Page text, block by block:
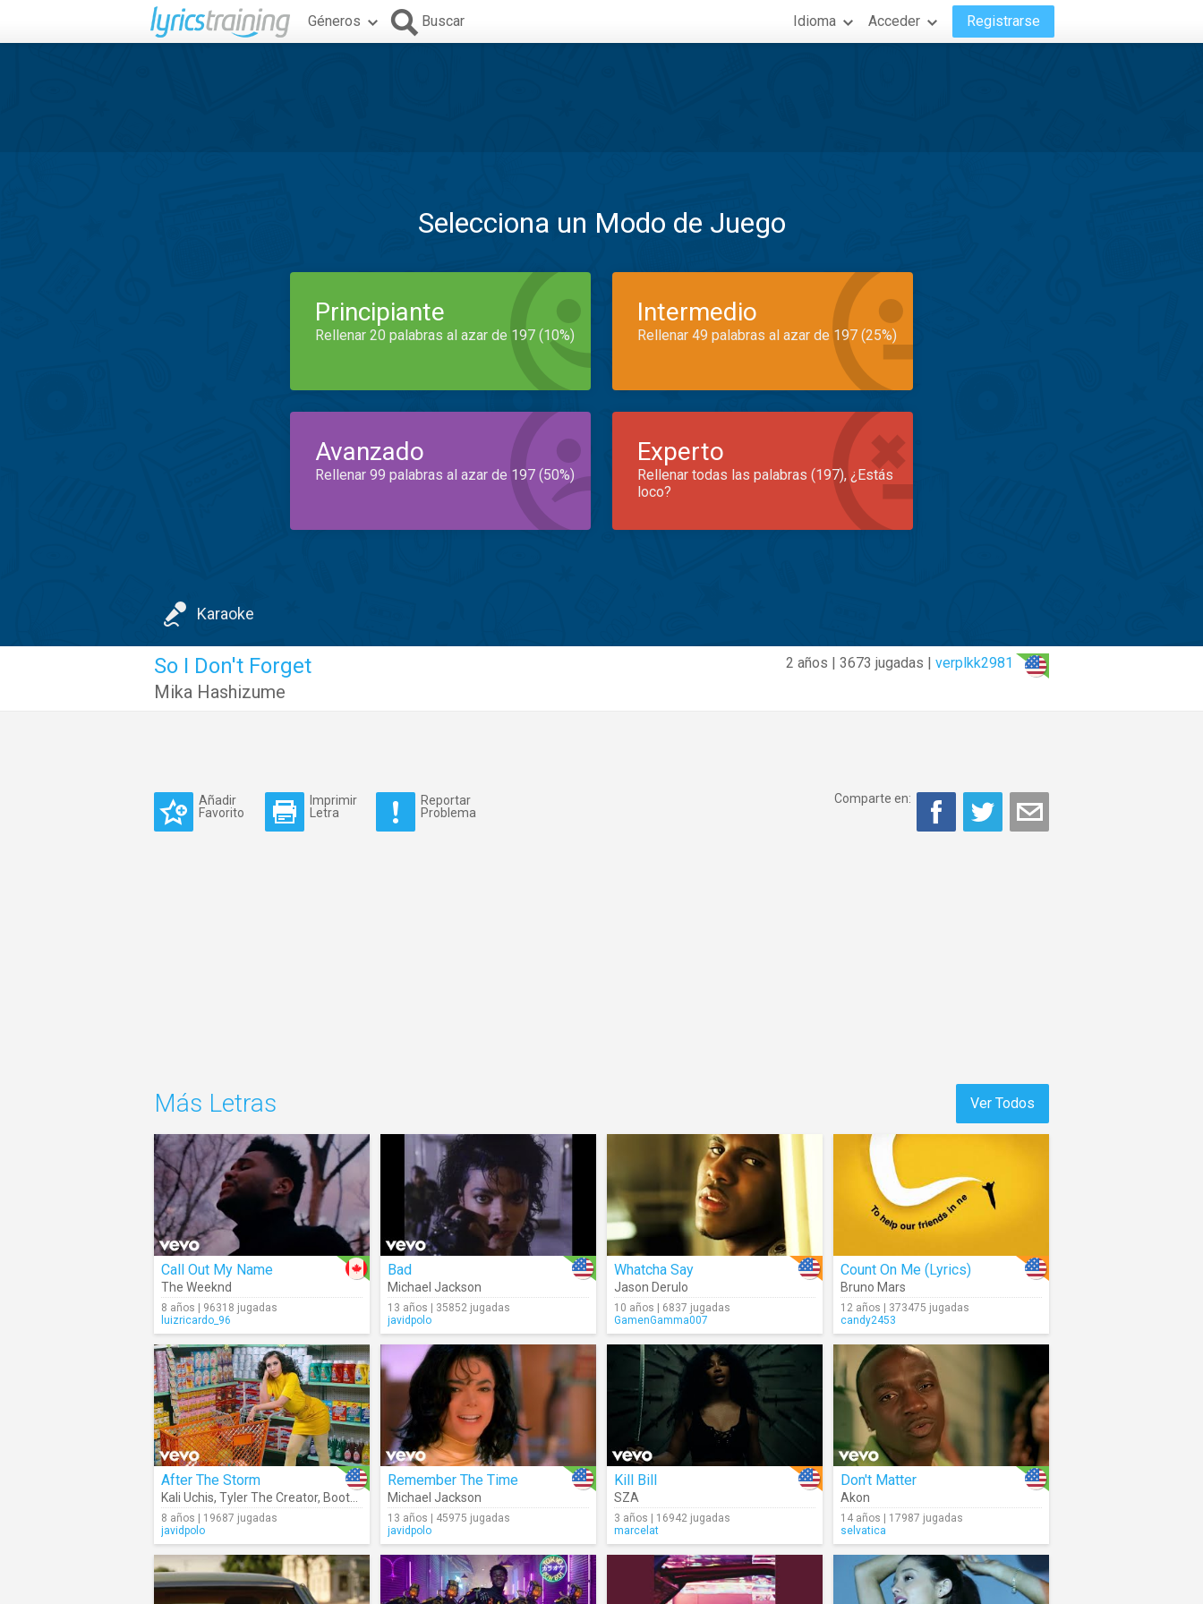
Géneros Buscar Idioma Acceder Registrarse
Selecciona un Modo de Juego
Principiante
Rellenar 20 palabras al azar de 197 (10%)
Intermedio
Rellenar 49 palabras al azar de 197 (25%)
Avanzado
Rellenar 99 palabras al azar de 197 (50%)
Experto
Rellenar todas las palabras (197), ¿Estás
loco?
Karaoke
2 años | 3673 jugadas | verplkk2981
So I Don't Forget
Mika Hashizume
Añadir
Favorito
Imprimir
Letra
Reportar
Problema
Comparte en:
Ver Todos
Más Letras
Call Out My Name
The Weeknd
8 años | 96318 jugadas
luizricardo_96
Bad
Michael Jackson
13 años | 35852 jugadas
javidpolo
Whatcha Say
Jason Derulo
10 años | 6837 jugadas
GamenGamma007
Count On Me (Lyrics)
Bruno Mars
12 años | 373475 jugadas
candy2453
After The Storm
Kali Uchis, Tyler The Creator, Bootsy Collins
8 años | 19687 jugadas
javidpolo
Remember The Time
Michael Jackson
13 años | 45975 jugadas
javidpolo
Kill Bill
SZA
3 años | 16942 jugadas
marcelat
Don't Matter
Akon
14 años | 17987 jugadas
selvatica